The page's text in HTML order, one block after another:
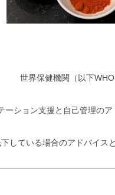
世界保健機関（以下
ーション支援と自己管理の
している場合のアドバイス